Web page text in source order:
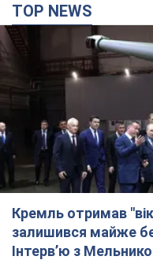
TOP NEWS
Кремль отримав
залишився майже
Інтерв’ю з